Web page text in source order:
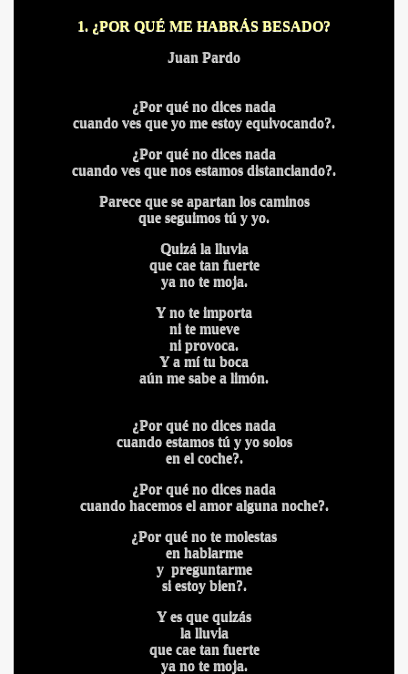
1. ¿POR QUÉ ME HABRÁS BESADO?
Juan Pardo
¿Por qué no dices nada
cuando ves que yo me estoy equivocando?.
¿Por qué no dices nada
cuando ves que nos estamos distanciando?.
Parece que se apartan los caminos
que seguimos tú y yo.
Quizá la lluvia
que cae tan fuerte
ya no te moja.
Y no te importa
ni te mueve
ni provoca.
Y a mí tu boca
aún me sabe a limón.
¿Por qué no dices nada
cuando estamos tú y yo solos
en el coche?.
¿Por qué no dices nada
cuando hacemos el amor alguna noche?.
¿Por qué no te molestas
en hablarme
y preguntarme
si estoy bien?.
Y es que quizás
la lluvia
que cae tan fuerte
ya no te moja.